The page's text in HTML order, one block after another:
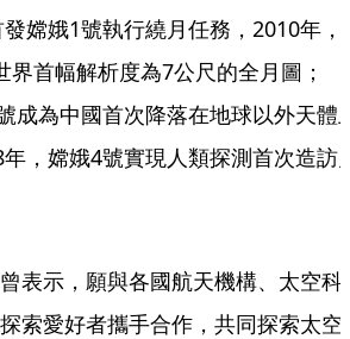
嫦娥1號執行繞月任務，2010年，
界首幅解析度為7公尺的全月圖；
成為中國首次降落在地球以外天體
，嫦娥4號實現人類探測首次造訪
表示，願與各國航天機構、太空科
索愛好者攜手合作，共同探索太空